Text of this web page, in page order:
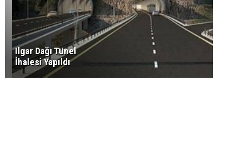
Ilgar Dağı Tünel
İhalesi Yapıldı